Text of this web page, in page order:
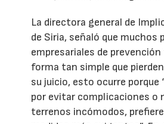
La directora general de
de Siria, señaló que muchos
empresariales de prevención
forma tan simple que
su juicio, esto ocurre porque
por evitar complicaciones o
terrenos incómodos,